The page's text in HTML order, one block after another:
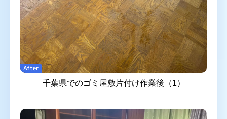
After
千葉県でのゴミ屋敷片付け作業後（1）